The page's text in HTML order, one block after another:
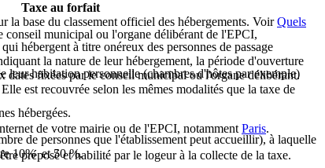
Taxe au forfait
hébergent à titre onéreux des personnes de passage
leur habitation personnelle (chambres d'hôtes par exemple)
hébergées.
de personnes que l'établissement peut accueillir), à laquelle
10% et 50 %.
base du classement officiel des hébergements. VoirQuels
est recouvrée selon les mêmes modalités que la taxe de
conseil municipal ou l'organe délibérant de l'EPCI,
la nature de leur hébergement, la période d'ouverture
dates fixées par le conseil municipal ou l'organe délibérant.
de votre mairie ou de l'EPCI, notamment Paris.
préposé et habilité par le logeur à la collecte de la taxe.